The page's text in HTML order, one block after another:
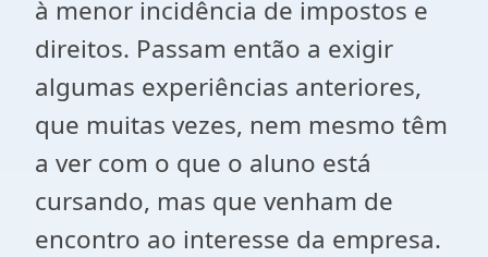
à menor incidência de impostos e
direitos. Passam então a exigir
algumas experiências anteriores,
que muitas vezes, nem mesmo têm
a ver com o que o aluno está
cursando, mas que venham de
encontro ao interesse da empresa.